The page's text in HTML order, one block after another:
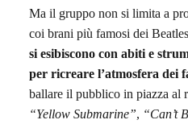
Ma il gruppo non si limita a
coi brani più famosi dei
si esibiscono con abiti e
per ricreare l’atmosfera dei
ballare il pubblico in piazza al
“Yellow Submarine”, “Can’t